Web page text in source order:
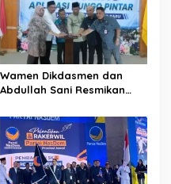
Wamen Dikdasmen dan
Abdullah Sani Resmikan
Digitalisasi Pendidikan
Jambi